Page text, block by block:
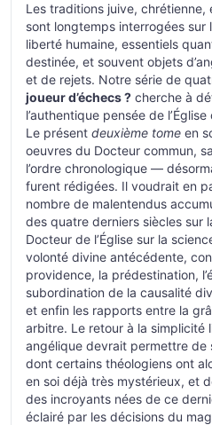
Les traditions juive, chrétienne,
sont longtemps interrogées sur
liberté humaine, essentiels
destinée, et souvent objets
et de rejets. Notre série de
joueur d’échecs ? cherche à
l’authentique pensée de
Le présent deuxième tome en
oeuvres du Docteur commun,
l’ordre chronologique —
furent rédigées. Il voudrait en
nombre de malentendus
des quatre derniers siècles sur
Docteur de l’Église sur la
volonté divine antécédente,
providence, la prédestination,
subordination de la causalité
et enfin les rapports entre la
arbitre. Le retour à la simplicité
angélique devrait permettre de
dont certains théologiens ont
en soi déjà très mystérieux, et
des incroyants nées de ce
éclairé par les décisions du